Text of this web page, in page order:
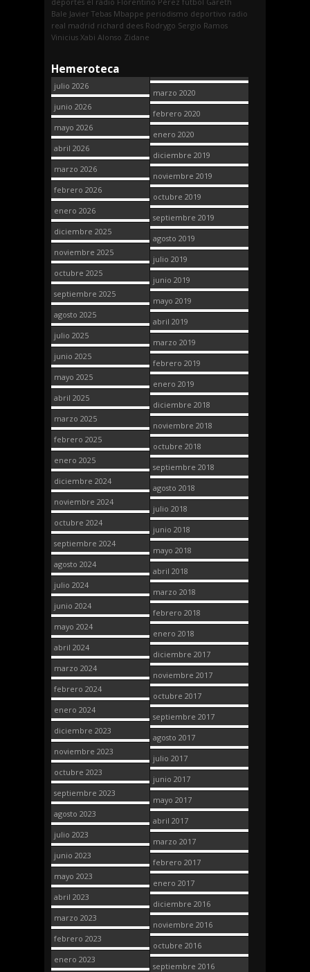
Bale Javier Tebas Mbappe periodismo deportivo radio
real madrid richard dees Rodrygo Sergio Ramos
Vinicius Xabi Alonso Zidane
Hemeroteca
julio 2026
junio 2026
mayo 2026
abril 2026
marzo 2026
febrero 2026
enero 2026
diciembre 2025
noviembre 2025
octubre 2025
septiembre 2025
agosto 2025
julio 2025
junio 2025
mayo 2025
abril 2025
marzo 2025
febrero 2025
enero 2025
diciembre 2024
noviembre 2024
octubre 2024
septiembre 2024
agosto 2024
julio 2024
junio 2024
mayo 2024
abril 2024
marzo 2024
febrero 2024
enero 2024
diciembre 2023
noviembre 2023
octubre 2023
septiembre 2023
agosto 2023
julio 2023
junio 2023
mayo 2023
abril 2023
marzo 2023
febrero 2023
enero 2023
marzo 2020
febrero 2020
enero 2020
diciembre 2019
noviembre 2019
octubre 2019
septiembre 2019
agosto 2019
julio 2019
junio 2019
mayo 2019
abril 2019
marzo 2019
febrero 2019
enero 2019
diciembre 2018
noviembre 2018
octubre 2018
septiembre 2018
agosto 2018
julio 2018
junio 2018
mayo 2018
abril 2018
marzo 2018
febrero 2018
enero 2018
diciembre 2017
noviembre 2017
octubre 2017
septiembre 2017
agosto 2017
julio 2017
junio 2017
mayo 2017
abril 2017
marzo 2017
febrero 2017
enero 2017
diciembre 2016
noviembre 2016
octubre 2016
septiembre 2016